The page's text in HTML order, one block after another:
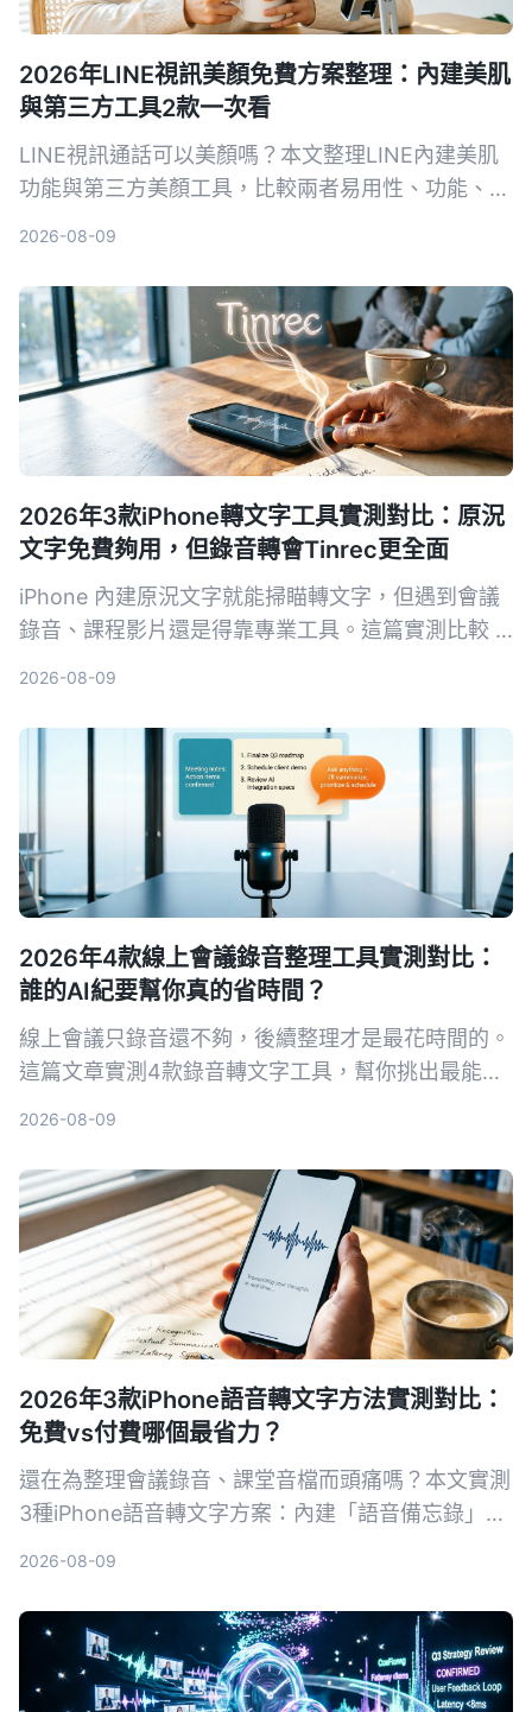
2026年LINE視訊美顏免費方案整理：內建美肌
與第三方工具2款一次看
LINE視訊通話可以美顏嗎？本文整理LINE內建美肌
功能與第三方美顏工具，比較兩者易用性、功能、平
2026-08-09
2026年3款iPhone轉文字工具實測對比：原況
文字免費夠用，但錄音轉會Tinrec更全面
iPhone 內建原況文字就能掃瞄轉文字，但遇到會議
錄音、課程影片還是得靠專業工具。這篇實測比較 3
最划算。
2026-08-09
2026年4款線上會議錄音整理工具實測對比：
誰的AI紀要幫你真的省時間？
線上會議只錄音還不夠，後續整理才是最花時間的。
這篇文章實測4款錄音轉文字工具，幫你挑出最能自
2026-08-09
2026年3款iPhone語音轉文字方法實測對比：
免費vs付費哪個最省力？
還在為整理會議錄音、課堂音檔而頭痛嗎？本文實測
3種iPhone語音轉文字方案：內建「語音備忘錄」、
己的錄音轉文字方法。
2026-08-09